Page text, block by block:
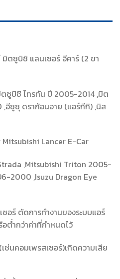
ตซูบิชิ แลนเซอร์ อีคาร์ (2 ขา
ซูบิชิ ไทรทัน ปี 2005-2014 ,มิต
อีซูซุ ดราก้อนอาย (แอร์กีกิ) ,นิส
Mitsubishi Lancer E-Car
,Mitsubishi Triton 2005-
2000 ,Isuzu Dragon Eye
อร์ ตัดการทำงานของระบบแอร์
ต่ำกว่าค่าที่กำหนดไว้
ช่นคอมเพรสเซอร์)เกิดความเสีย